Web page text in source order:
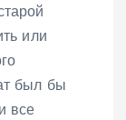
или
был бы
все